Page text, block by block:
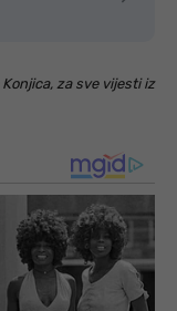
za sve vijesti iz